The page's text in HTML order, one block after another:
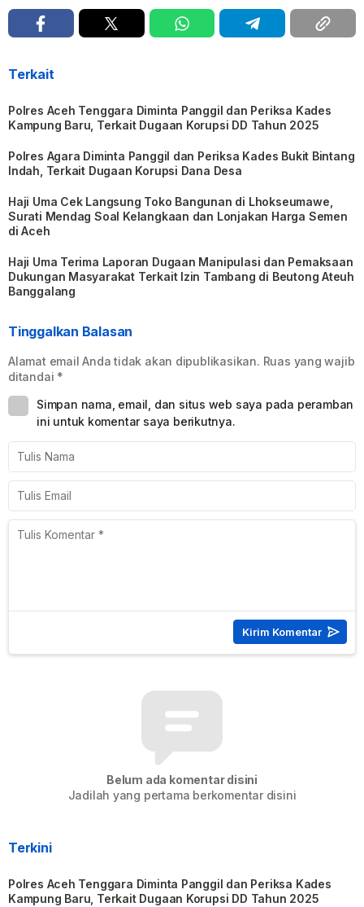
Terkait
Polres Aceh Tenggara Diminta Panggil dan Periksa Kades
Kampung Baru, Terkait Dugaan Korupsi DD Tahun 2025
Polres Agara Diminta Panggil dan Periksa Kades Bukit Bintang
Indah, Terkait Dugaan Korupsi Dana Desa
Haji Uma Cek Langsung Toko Bangunan di Lhokseumawe,
Surati Mendag Soal Kelangkaan dan Lonjakan Harga Semen
di Aceh
Haji Uma Terima Laporan Dugaan Manipulasi dan Pemaksaan
Dukungan Masyarakat Terkait Izin Tambang di Beutong Ateuh
Banggalang
Tinggalkan Balasan
Alamat email Anda tidak akan dipublikasikan. Ruas yang wajib
ditandai *
Simpan nama, email, dan situs web saya pada peramban
ini untuk komentar saya berikutnya.
Belum ada komentar disini
Jadilah yang pertama berkomentar disini
Terkini
Polres Aceh Tenggara Diminta Panggil dan Periksa Kades
Kampung Baru, Terkait Dugaan Korupsi DD Tahun 2025